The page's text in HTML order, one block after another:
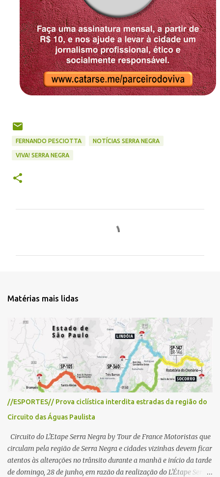
FERNANDO PESCIOTTA NOTÍCIAS SERRA NEGRA
VIVA! SERRA NEGRA
t
i
s
Matérias mais lidas
//ESPORTES// Prova ciclística interdita estradas da região do
Circuito das Águas Paulista
Circuito do L'Etape Serra Negra by Tour de France Motoristas que
circulam pela região de Serra Negra e cidades vizinhas devem ficar
atentos às alterações no trânsito durante a manhã e início da tarde
de domingo, 28 de junho, em razão da realização do L'Étape Serra